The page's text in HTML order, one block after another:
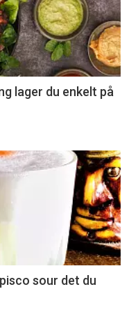
lager du enkelt på
sour det du